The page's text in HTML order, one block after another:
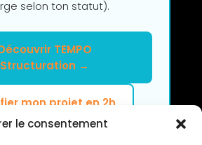
le consentement
selon ton statut).
TEMPO
Structuration →
mon projet en 2h